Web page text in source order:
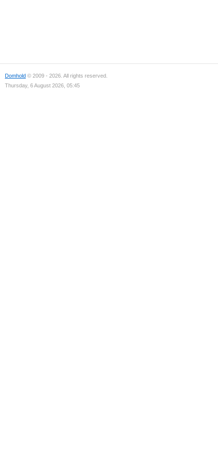
Domhold © 2009 - 2026. All rights reserved.
Thursday, 6 August 2026, 05:45